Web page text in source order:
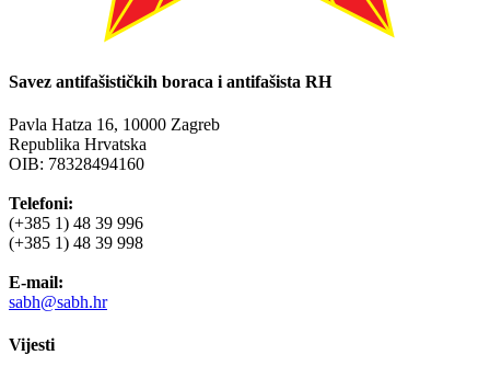
Savez antifašističkih boraca i antifašista RH
Pavla Hatza 16, 10000 Zagreb
Republika Hrvatska
OIB: 78328494160
Telefoni:
(+385 1) 48 39 996
(+385 1) 48 39 998
E-mail:
sabh@sabh.hr
Vijesti